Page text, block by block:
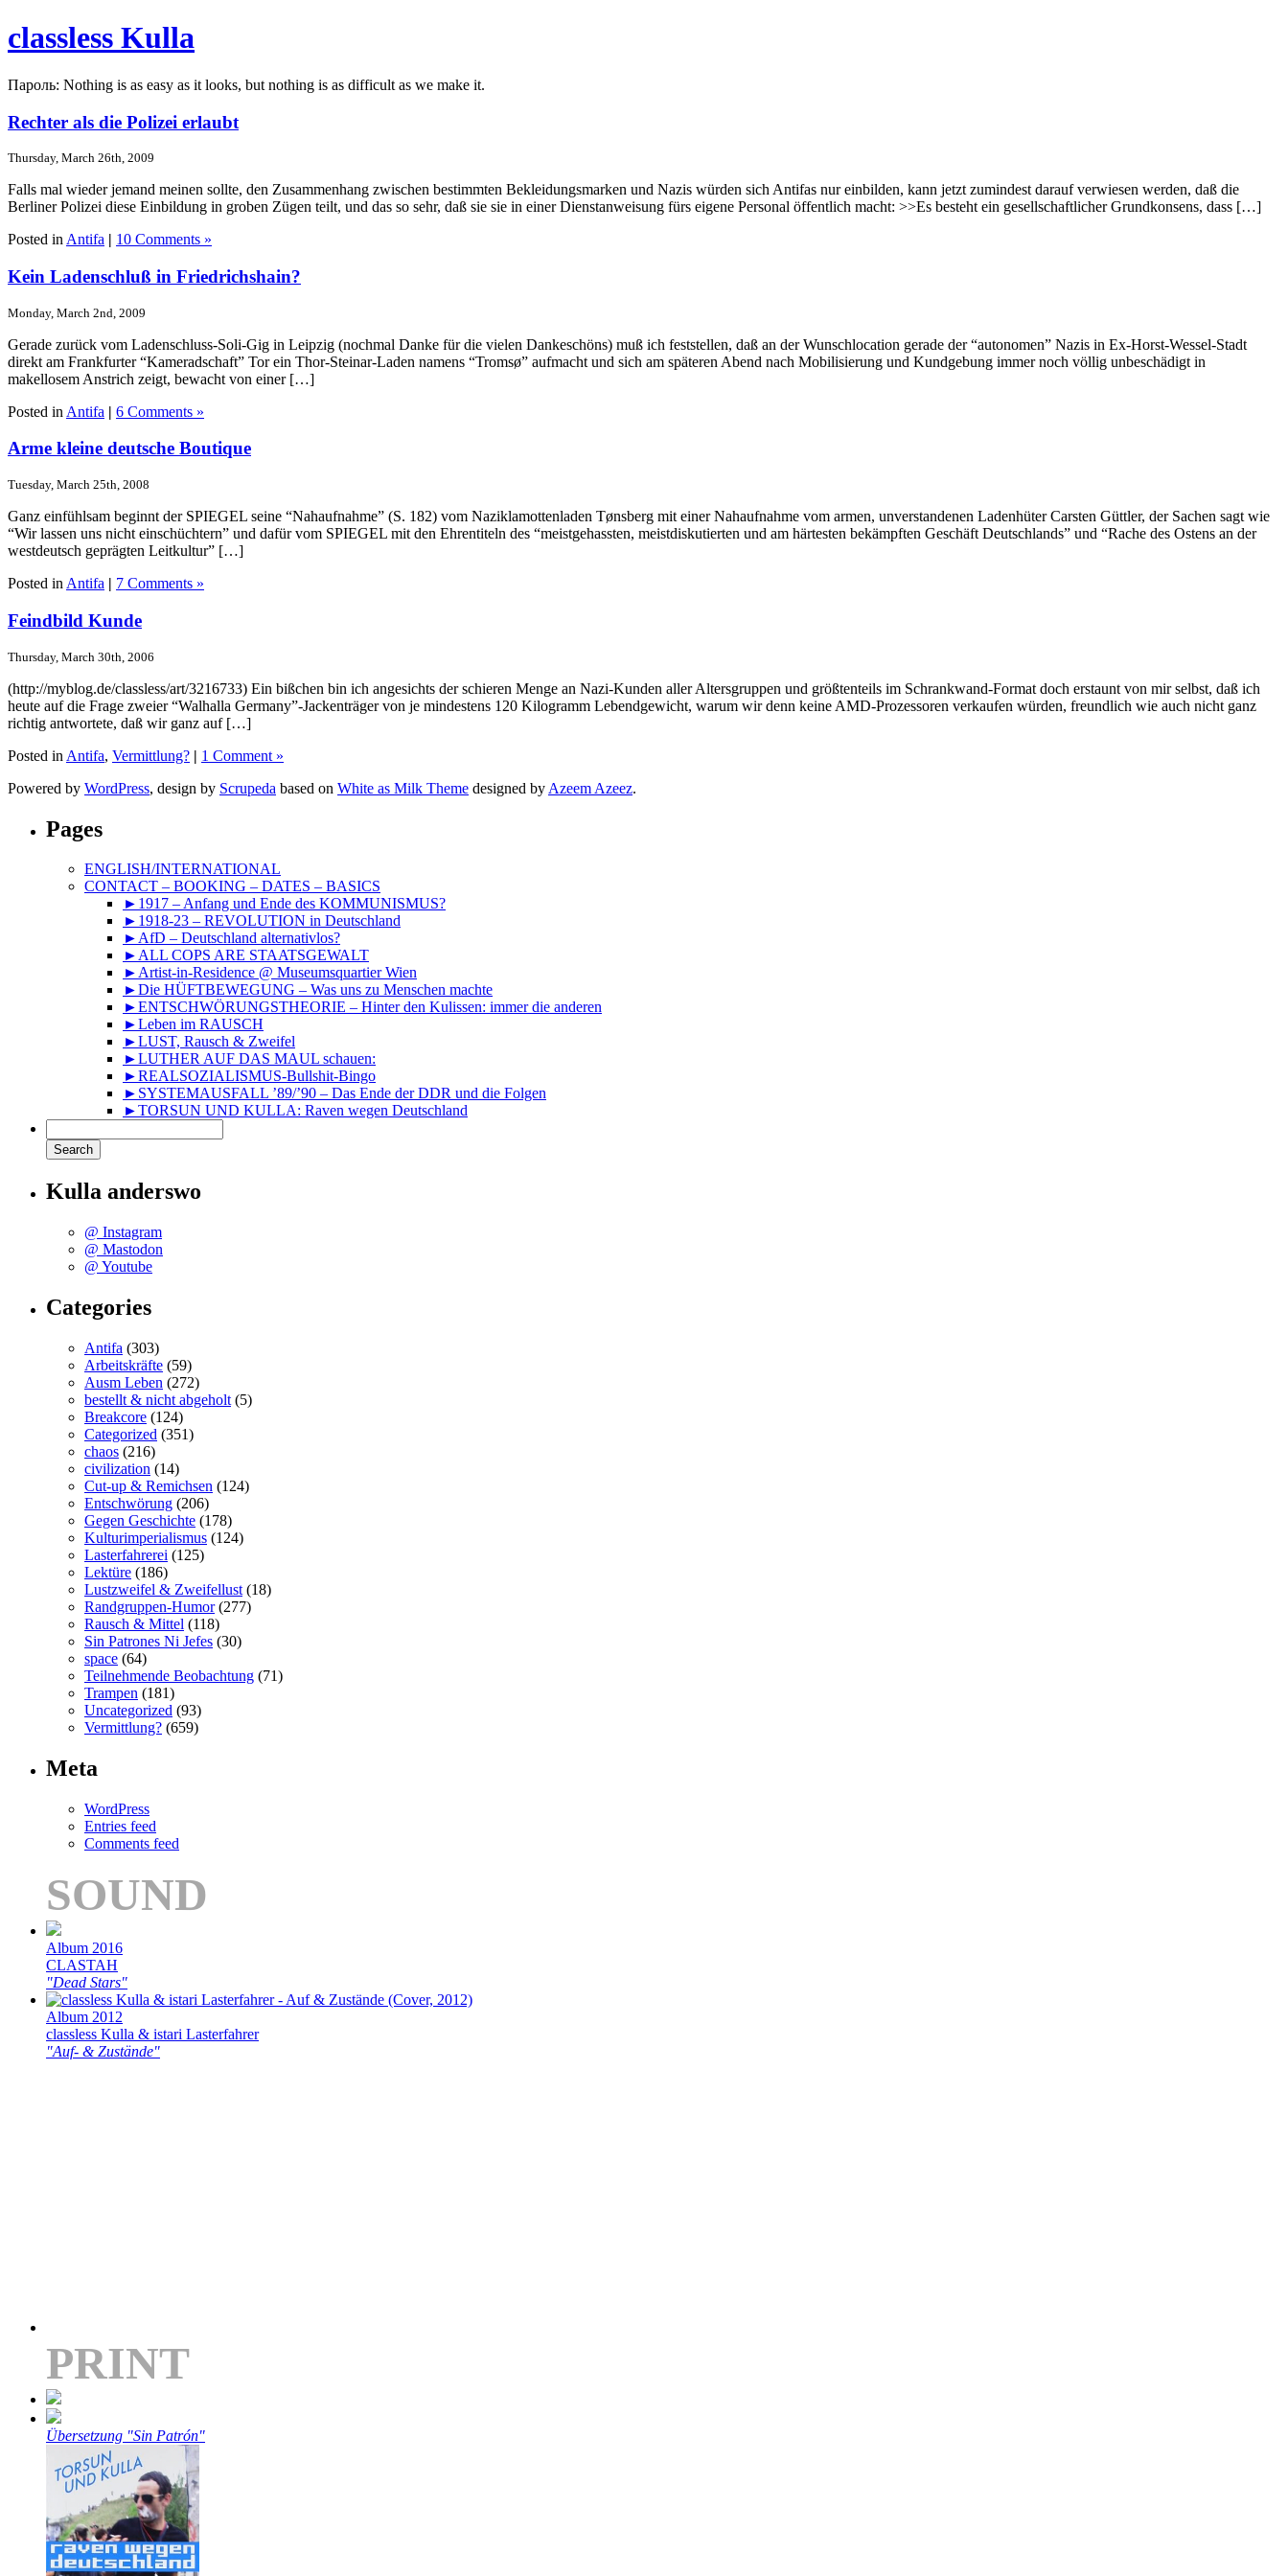
classless Kulla
Пароль: Nothing is as easy as it looks, but nothing is as difficult as we make it.
Rechter als die Polizei erlaubt
Thursday, March 26th, 2009
Falls mal wieder jemand meinen sollte, den Zusammenhang zwischen bestimmten Bekleidungsmarken und Nazis würden sich Antifas nur einbilden, kann jetzt zumindest darauf verwiesen werden, daß die
Berliner Polizei diese Einbildung in groben Zügen teilt, und das so sehr, daß sie sie in einer Dienstanweisung fürs eigene Personal öffentlich macht: >>Es besteht ein gesellschaftlicher Grundkonsens, dass […]
Posted in Antifa | 10 Comments »
Kein Ladenschluß in Friedrichshain?
Monday, March 2nd, 2009
Gerade zurück vom Ladenschluss-Soli-Gig in Leipzig (nochmal Danke für die vielen Dankeschöns) muß ich feststellen, daß an der Wunschlocation gerade der “autonomen” Nazis in Ex-Horst-Wessel-Stadt
direkt am Frankfurter “Kameradschaft” Tor ein Thor-Steinar-Laden namens “Tromsø” aufmacht und sich am späteren Abend nach Mobilisierung und Kundgebung immer noch völlig unbeschädigt in
makellosem Anstrich zeigt, bewacht von einer […]
Posted in Antifa | 6 Comments »
Arme kleine deutsche Boutique
Tuesday, March 25th, 2008
Ganz einfühlsam beginnt der SPIEGEL seine “Nahaufnahme” (S. 182) vom Naziklamottenladen Tønsberg mit einer Nahaufnahme vom armen, unverstandenen Ladenhüter Carsten Güttler, der Sachen sagt wie
“Wir lassen uns nicht einschüchtern” und dafür vom SPIEGEL mit den Ehrentiteln des “meistgehassten, meistdiskutierten und am härtesten bekämpften Geschäft Deutschlands” und “Rache des Ostens an der
westdeutsch geprägten Leitkultur” […]
Posted in Antifa | 7 Comments »
Feindbild Kunde
Thursday, March 30th, 2006
(http://myblog.de/classless/art/3216733) Ein bißchen bin ich angesichts der schieren Menge an Nazi-Kunden aller Altersgruppen und größtenteils im Schrankwand-Format doch erstaunt von mir selbst, daß ich
heute auf die Frage zweier “Walhalla Germany”-Jackenträger von je mindestens 120 Kilogramm Lebendgewicht, warum wir denn keine AMD-Prozessoren verkaufen würden, freundlich wie auch nicht ganz
richtig antwortete, daß wir ganz auf […]
Posted in Antifa, Vermittlung? | 1 Comment »
Powered by WordPress, design by Scrupeda based on White as Milk Theme designed by Azeem Azeez.
Pages
ENGLISH/INTERNATIONAL
CONTACT – BOOKING – DATES – BASICS
►1917 – Anfang und Ende des KOMMUNISMUS?
►1918-23 – REVOLUTION in Deutschland
►AfD – Deutschland alternativlos?
►ALL COPS ARE STAATSGEWALT
►Artist-in-Residence @ Museumsquartier Wien
►Die HÜFTBEWEGUNG – Was uns zu Menschen machte
►ENTSCHWÖRUNGSTHEORIE – Hinter den Kulissen: immer die anderen
►Leben im RAUSCH
►LUST, Rausch & Zweifel
►LUTHER AUF DAS MAUL schauen:
►REALSOZIALISMUS-Bullshit-Bingo
►SYSTEMAUSFALL ’89/’90 – Das Ende der DDR und die Folgen
►TORSUN UND KULLA: Raven wegen Deutschland
Kulla anderswo
@ Instagram
@ Mastodon
@ Youtube
Categories
Antifa (303)
Arbeitskräfte (59)
Ausm Leben (272)
bestellt & nicht abgeholt (5)
Breakcore (124)
Categorized (351)
chaos (216)
civilization (14)
Cut-up & Remichsen (124)
Entschwörung (206)
Gegen Geschichte (178)
Kulturimperialismus (124)
Lasterfahrerei (125)
Lektüre (186)
Lustzweifel & Zweifellust (18)
Randgruppen-Humor(277)
Rausch & Mittel (118)
Sin Patrones Ni Jefes (30)
space (64)
Teilnehmende Beobachtung (71)
Trampen (181)
Uncategorized (93)
Vermittlung? (659)
Meta
WordPress
Entries feed
Comments feed
SOUND
Album 2016
CLASTAH
"Dead Stars"
Album 2012
classless Kulla & istari Lasterfahrer
"Auf- & Zustände"
PRINT
Übersetzung "Sin Patrón"